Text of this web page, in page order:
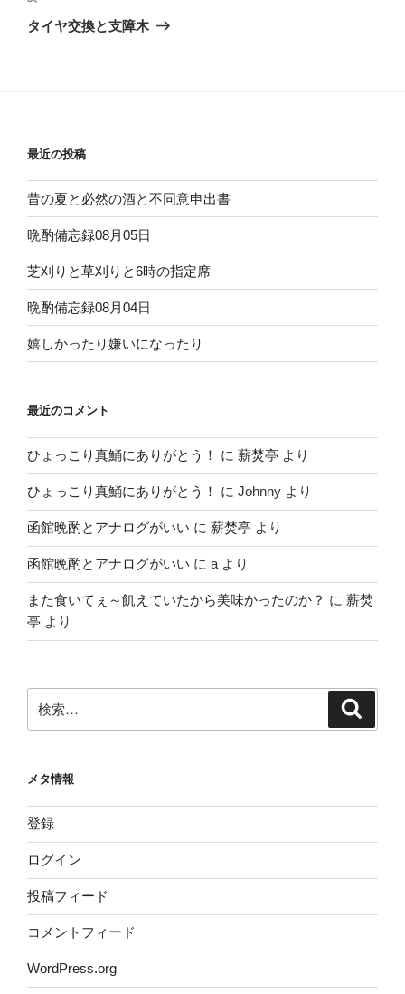
ゲ
の
タイヤ交換と支障木
最近の投稿
昔の夏と必然の酒と不同意申出書
晩酌備忘録08月05日
芝刈りと草刈りと6時の指定席
晩酌備忘録08月04日
嬉しかったり嫌いになったり
最近のコメント
ひょっこり真鯒にありがとう！ に 薪焚亭 より
ひょっこり真鯒にありがとう！ に Johnny より
函館晩酌とアナログがいい に 薪焚亭 より
函館晩酌とアナログがいい に a より
また食いてぇ～飢えていたから美味かったのか？ に 薪焚
亭 より
索:
メタ情報
登録
ログイン
投稿フィード
コメントフィード
WordPress.org